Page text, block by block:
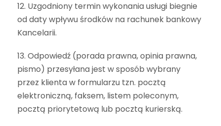
12. Uzgodniony termin wykonania usługi biegnie
od daty wpływu środków na rachunek bankowy
Kancelarii.
13. Odpowiedź (porada prawna, opinia prawna,
pismo) przesyłana jest w sposób wybrany
przez klienta w formularzu tzn. pocztą
elektroniczną, faksem, listem poleconym,
pocztą priorytetową lub pocztą kurierską.